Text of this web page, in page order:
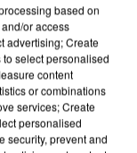
Voir plus
based on
or access
advertising; Create
select personalised
content
or combinations
services; Create
personalised
security, prevent and